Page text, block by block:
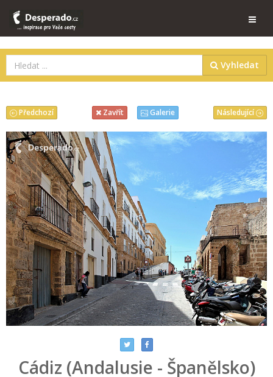
Vyhledat
Následující
Předchozí Zavřít Galerie
Cádiz (Andalusie - Španělsko)